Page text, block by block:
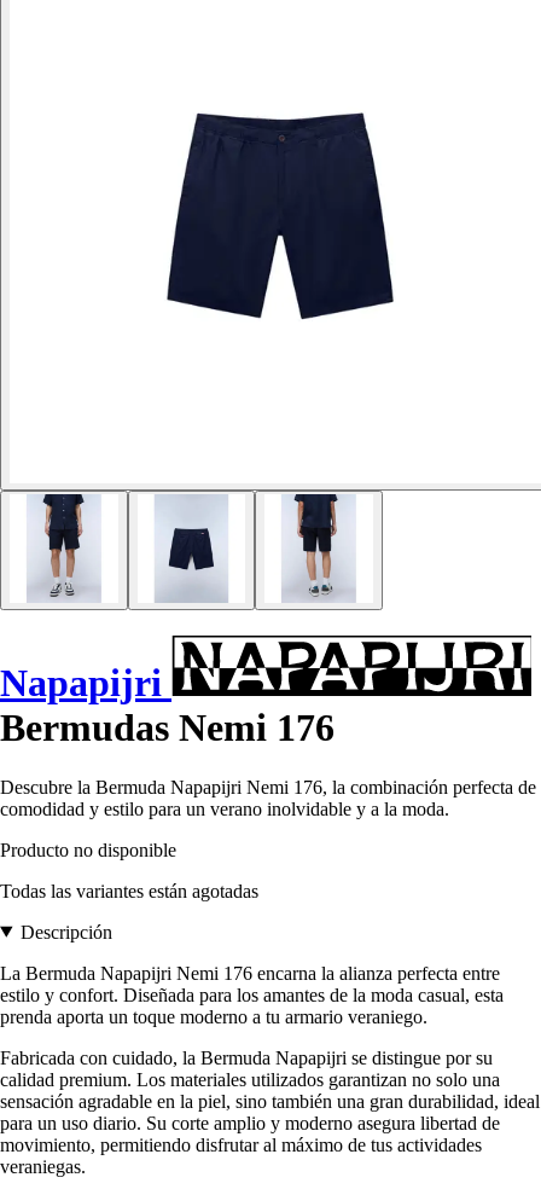
Napapijri
Bermudas Nemi 176
Descubre la Bermuda Napapijri Nemi 176, la combinación perfecta de
comodidad y estilo para un verano inolvidable y a la moda.
Producto no disponible
Todas las variantes están agotadas
Descripción
La Bermuda Napapijri Nemi 176 encarna la alianza perfecta entre
estilo y confort. Diseñada para los amantes de la moda casual, esta
prenda aporta un toque moderno a tu armario veraniego.
Fabricada con cuidado, la Bermuda Napapijri se distingue por su
calidad premium. Los materiales utilizados garantizan no solo una
sensación agradable en la piel, sino también una gran durabilidad, ideal
para un uso diario. Su corte amplio y moderno asegura libertad de
movimiento, permitiendo disfrutar al máximo de tus actividades
veraniegas.